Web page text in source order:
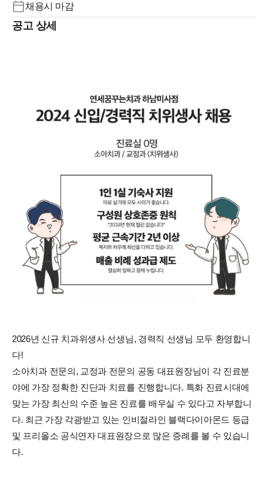
채용시 마감
공고 상세
2026년 신규 치과위생사 선생님, 경력직 선생님 모두 환영합니
다!
소아치과 전문의, 교정과 전문의 공동 대표원장님이 각 진료분
야에 가장 정확한 진단과 치료를 진행합니다. 특화 진료시대에
맞는 가장 최신의 수준 높은 진료를 배우실 수 있다고 자부합니
다. 최근 가장 각광받고 있는 인비절라인 블랙다이아몬드 등급
및 프리올소 공식연자 대표원장으로 많은 증례를 볼 수 있습니
다.